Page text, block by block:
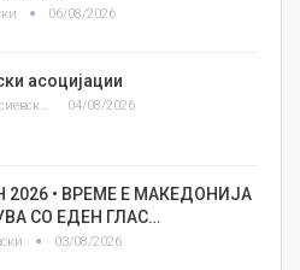
06/08/2026
асоцијации
04/08/2026
2026 • ВРЕМЕ Е МАКЕДОНИЈА
СО ЕДЕН ГЛАС…
03/08/2026